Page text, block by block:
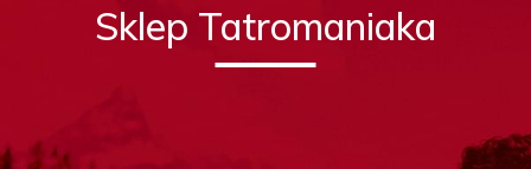
Sklep Tatromaniaka